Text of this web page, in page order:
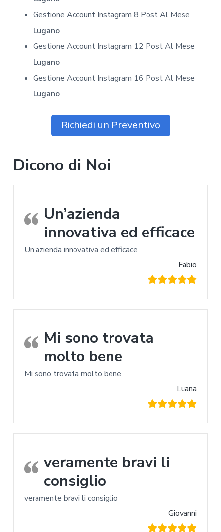
Gestione Account Instagram 8 Post Al Mese
Lugano
Gestione Account Instagram 12 Post Al Mese
Lugano
Gestione Account Instagram 16 Post Al Mese
Lugano
Richiedi un Preventivo
Dicono di Noi
Un’azienda
innovativa ed efficace
Un’azienda innovativa ed efficace
Fabio
Mi sono trovata
molto bene
Mi sono trovata molto bene
Luana
veramente bravi li
consiglio
veramente bravi li consiglio
Giovanni